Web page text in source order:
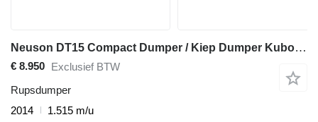
Neuson DT15 Compact Dumper / Kiep Dumper Kubota Diesel 2014
€ 8.950 Exclusief BTW
Rupsdumper
2014
1.515 m/u